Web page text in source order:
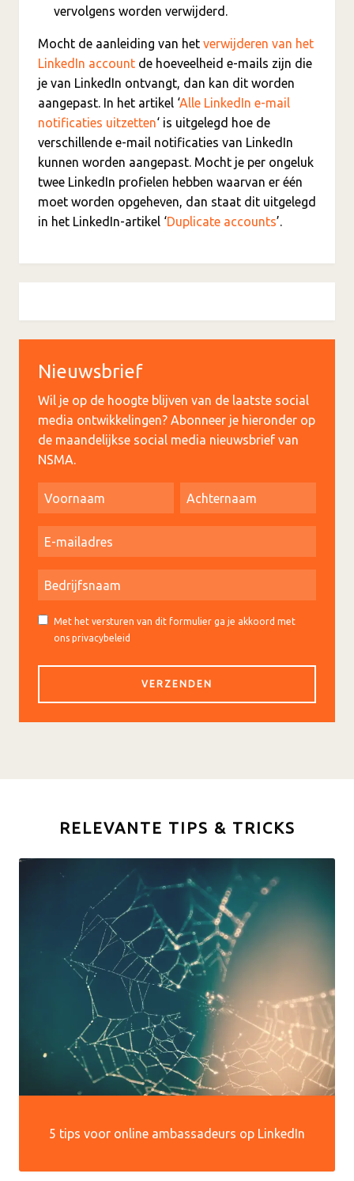
vervolgens worden verwijderd.
Mocht de aanleiding van het verwijderen van het
LinkedIn account de hoeveelheid e-mails zijn die
je van LinkedIn ontvangt, dan kan dit worden
aangepast. In het artikel ‘Alle LinkedIn e-mail
notificaties uitzetten‘ is uitgelegd hoe de
verschillende e-mail notificaties van LinkedIn
kunnen worden aangepast. Mocht je per ongeluk
twee LinkedIn profielen hebben waarvan er één
moet worden opgeheven, dan staat dit uitgelegd
in het LinkedIn-artikel ‘Duplicate accounts’.
Nieuwsbrief
Wil je op de hoogte blijven van de laatste social
media ontwikkelingen? Abonneer je hieronder op
de maandelijkse social media nieuwsbrief van
NSMA.
Met het versturen van dit formulier ga je akkoord met
ons privacybeleid
RELEVANTE TIPS & TRICKS
5 tips voor online ambassadeurs op LinkedIn